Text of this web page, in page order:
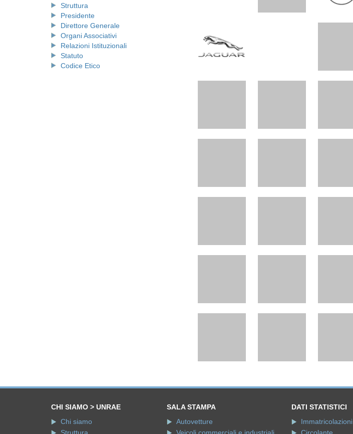
Struttura
Presidente
Direttore Generale
Organi Associativi
Relazioni Istituzionali
Statuto
Codice Etico
CHI SIAMO > UNRAE
Chi siamo
Struttura
SALA STAMPA
Autovetture
Veicoli commerciali e industriali
DATI STATISTICI
Immatricolazioni
Circolante